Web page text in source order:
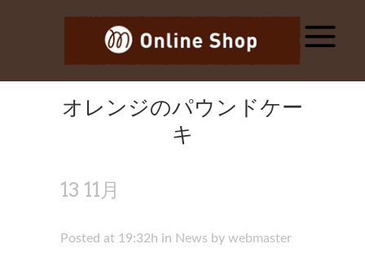
オレンジのパウンドケー
キ
13 11月
Posted at 19:32h in News by webmaster